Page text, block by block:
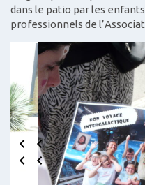
dans le patio par les
professionnels de